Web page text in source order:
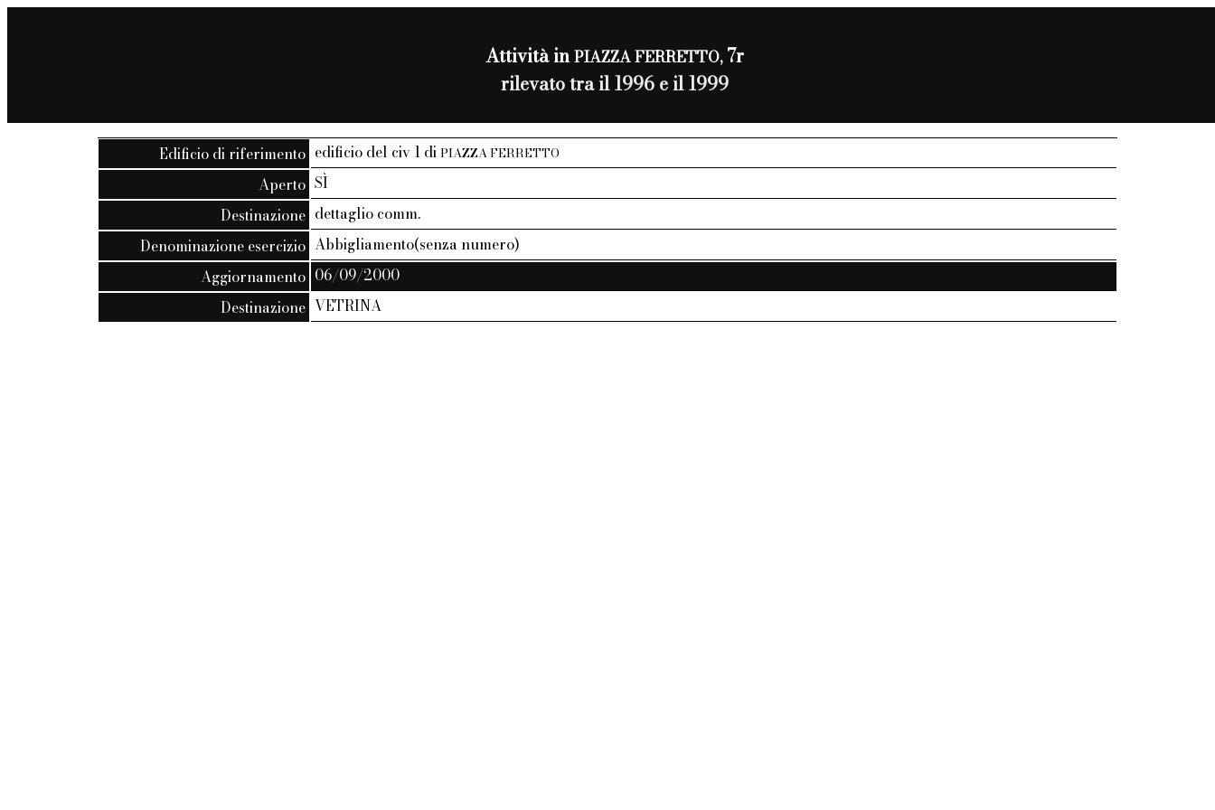
Attività inPIAZZA FERRETTO,7r
rilevato tra il 1996 e il 1999
Edificio di riferimento edificio del civ 1 diPIAZZA FERRETTO
Aperto SÌ
Destinazione dettaglio comm.
Denominazione esercizio Abbigliamento(senza numero)
Aggiornamento 06/09/2000
Destinazione VETRINA